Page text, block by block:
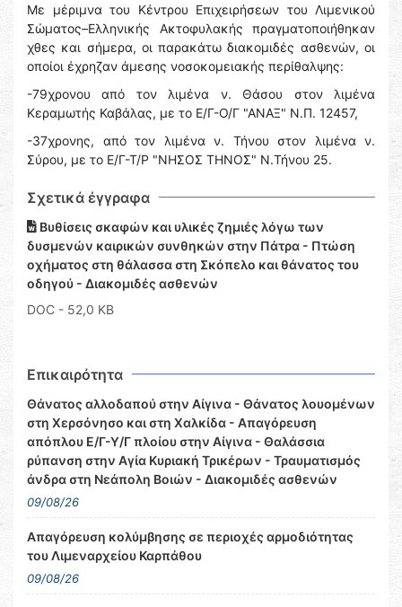
Με μέριμνα του Κέντρου Επιχειρήσεων του Λιμενικού
Σώματος–Ελληνικής Ακτοφυλακής πραγματοποιήθηκαν
χθες και σήμερα, οι παρακάτω διακομιδές ασθενών, οι
οποίοι έχρηζαν άμεσης νοσοκομειακής περίθαλψης:
-79χρονου από τον λιμένα ν. Θάσου στον λιμένα
Κεραμωτής Καβάλας, με το Ε/Γ-Ο/Γ "ΑΝΑΞ" Ν.Π. 12457,
-37χρονης, από τον λιμένα ν. Τήνου στον λιμένα ν.
Σύρου, με το Ε/Γ-Τ/Ρ "ΝΗΣΟΣ ΤΗΝΟΣ" Ν.Τἠνου 25.
Σχετικά έγγραφα
Βυθίσεις σκαφών και υλικές ζημιές λόγω των
δυσμενών καιρικών συνθηκών στην Πάτρα - Πτώση
οχήματος στη θάλασσα στη Σκόπελο και θάνατος του
οδηγού - Διακομιδές ασθενών
DOC - 52,0 KB
Επικαιρότητα
Θάνατος αλλοδαπού στην Αίγινα - Θάνατος λουομένων
στη Χερσόνησο και στη Χαλκίδα - Απαγόρευση
απόπλου Ε/Γ-Υ/Γ πλοίου στην Αίγινα - Θαλάσσια
ρύπανση στην Αγία Κυριακή Τρικέρων - Τραυματισμός
άνδρα στη Νεάπολη Βοιών - Διακομιδές ασθενών
09/08/26
Απαγόρευση κολύμβησης σε περιοχές αρμοδιότητας
του Λιμεναρχείου Καρπάθου
09/08/26